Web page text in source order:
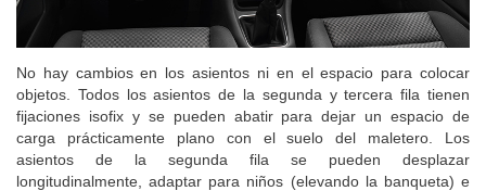
No hay cambios en los asientos ni en el espacio para colocar
objetos. Todos los asientos de la segunda y tercera fila tienen
fijaciones isofix y se pueden abatir para dejar un espacio de
carga prácticamente plano con el suelo del maletero. Los
asientos de la segunda fila se pueden desplazar
longitudinalmente, adaptar para niños (elevando la banqueta) e